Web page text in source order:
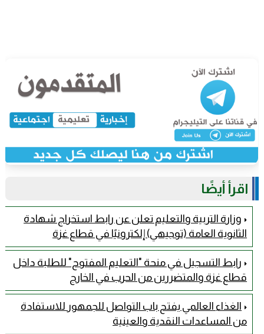
اقرأ أيضًا
وزارة التربية والتعليم تعلن عن رابط استخراج شهادة
الثانوية العامة (توجيهي) إلكترونيًا في قطاع غزة
رابط التسجيل في منحة "التعليم المفتوح" للطلبة داخل
قطاع غزة والمتضررين من الحرب في الخارج
الغذاء العالمي يفتح باب التواصل للجمهور للاستفادة
من المساعدات النقدية والعينية